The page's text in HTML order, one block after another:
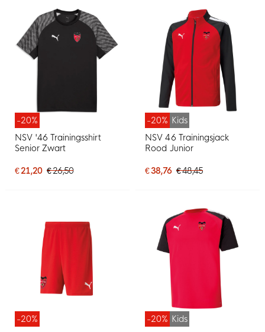
-20%
NSV '46 Trainingsshirt
Senior Zwart
€ 21,20 € 26,50
-20% Kids
NSV 46 Trainingsjack
Rood Junior
€ 38,76 € 48,45
-20%
-20% Kids